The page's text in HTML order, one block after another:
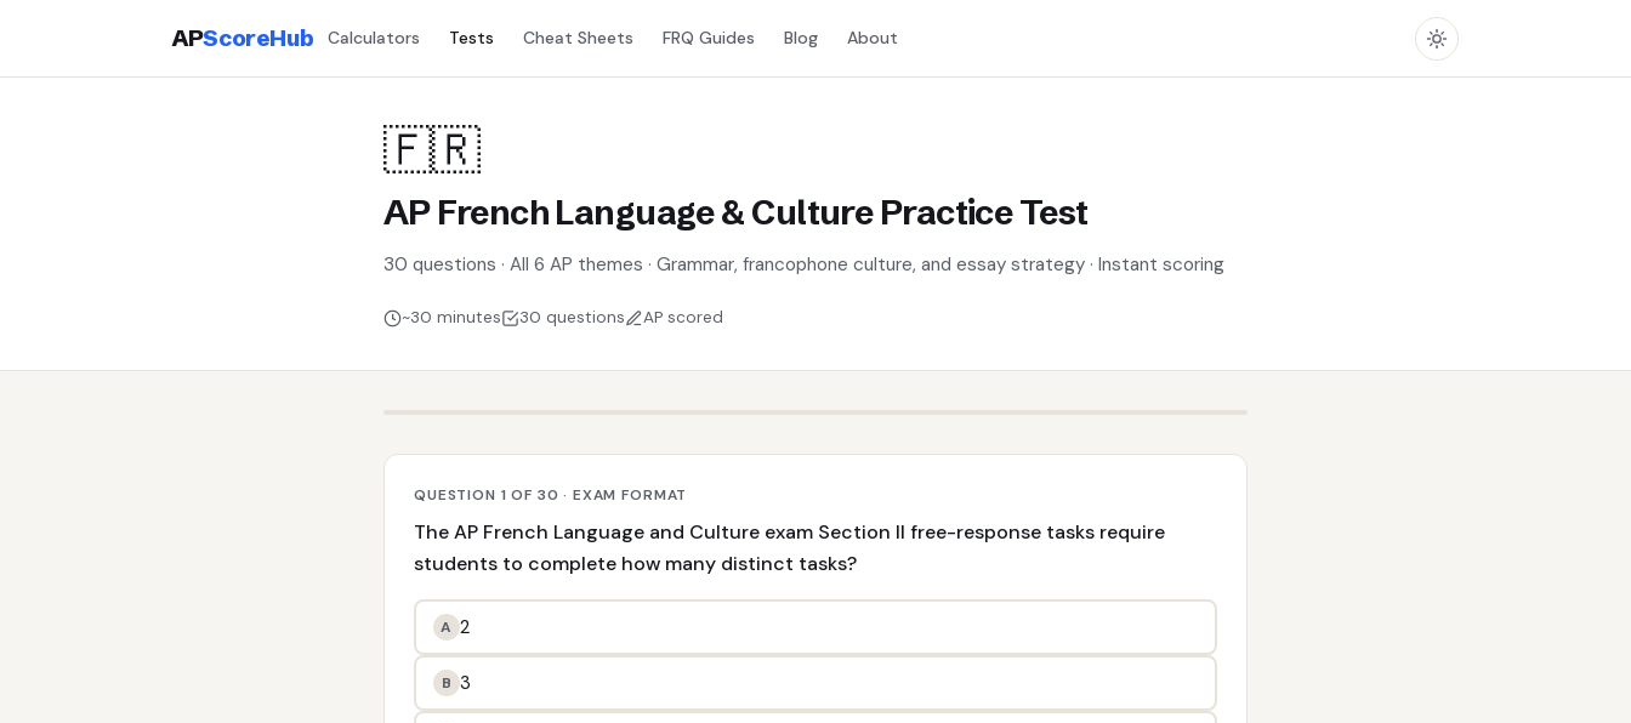
APScoreHub Calculators Tests Cheat Sheets FRQ Guides Blog About
🇫🇷
AP French Language & Culture Practice Test
30 questions · All 6 AP themes · Grammar, francophone culture, and essay strategy · Instant scoring
~30 minutes 30 questions AP scored
QUESTION 1 OF 30 · EXAM FORMAT
The AP French Language and Culture exam Section II free-response tasks require
students to complete how many distinct tasks?
A 2
B 3